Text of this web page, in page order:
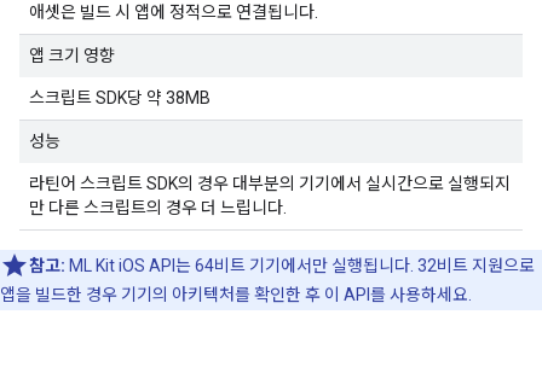
애셋은 빌드 시 앱에 정적으로 연결됩니다.
앱 크기 영향
스크립트 SDK당 약 38MB
성능
라틴어 스크립트 SDK의 경우 대부분의 기기에서 실시간으로 실행되지
만 다른 스크립트의 경우 더 느립니다.
참고: ML Kit iOS API는 64비트 기기에서만 실행됩니다. 32비트 지원으로
앱을 빌드한 경우 기기의 아키텍처를 확인한 후 이 API를 사용하세요.